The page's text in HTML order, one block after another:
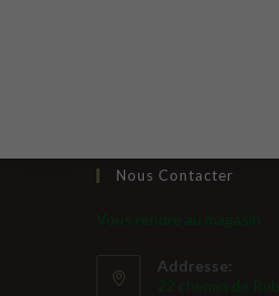
Nous Contacter
Vous rendre au magasin
Addresse:
22 chemin de